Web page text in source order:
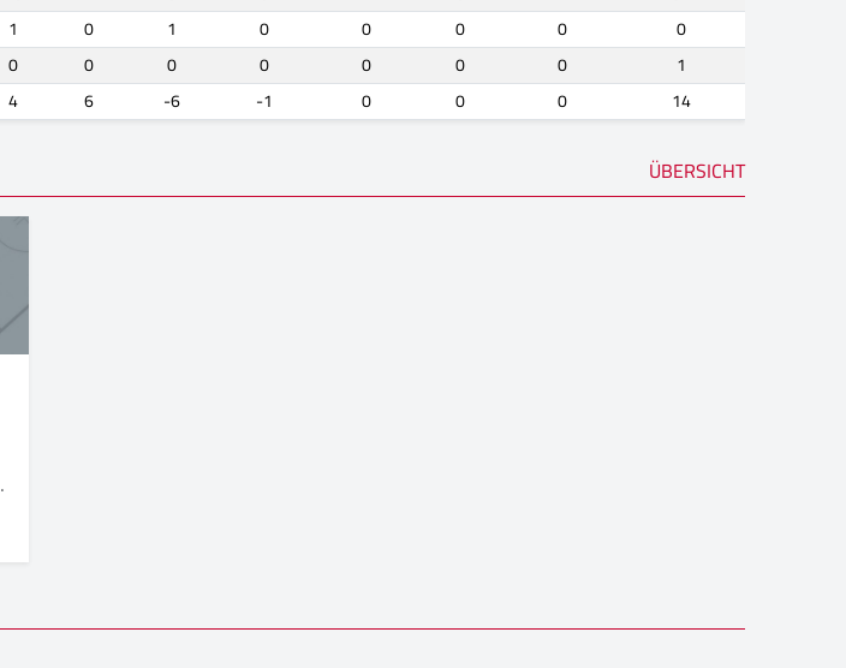
1 0 1 0 0 0 0
0
0 0 0 0 0 0 0
1
4 6 -6 -1 0 0 0 14
ÜBERSICHT